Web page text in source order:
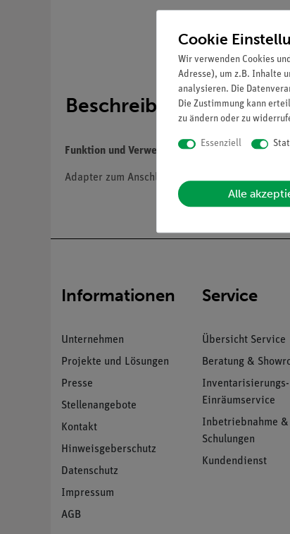
Beschreibung
Funktion und Verwendung
Adapter zum Anschluss des
Informationen
Unternehmen
Projekte und Lösungen
Presse
Stellenangebote
Kontakt
Hinweisgeberschutz
Datenschutz
Impressum
AGB
Service
Übersicht Service
Beratung &
Einräumservice
Inbetriebnahme &
Schulungen
Kundendienst
Cookie
Wir verwenden Cookies
Adresse), um z.B. Inhalte
analysieren. Die
Die Zustimmung kann
zu ändern oder zu
Essenziell
Alle